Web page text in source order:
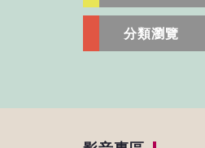
分類瀏覽